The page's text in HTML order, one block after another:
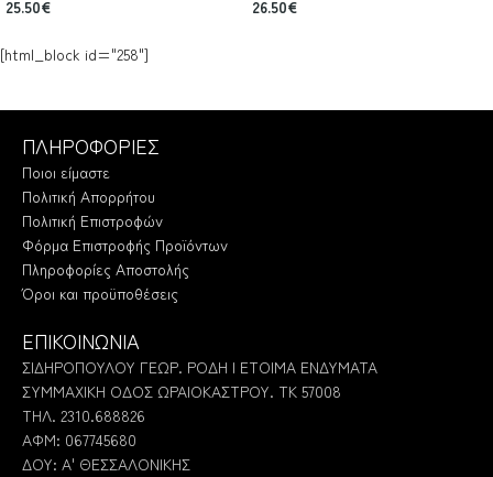
25.50€ 26.50€
[html_block id="258"]
ΠΛΗΡΟΦΟΡΙΕΣ
Ποιοι είμαστε
Πολιτική Απορρήτου
Πολιτική Επιστροφών
Φόρμα Επιστροφής Προϊόντων
Πληροφορίες Αποστολής
Όροι και προϋποθέσεις
ΕΠΙΚΟΙΝΩΝΙΑ
ΣΙΔΗΡΟΠΟΥΛΟΥ ΓΕΩΡ. ΡΟΔΗ | ΕΤΟΙΜΑ ΕΝΔΥΜΑΤΑ
ΣΥΜΜΑΧΙΚΗ ΟΔΟΣ ΩΡΑΙΟΚΑΣΤΡΟΥ. ΤΚ 57008
ΤΗΛ. 2310.688826
ΑΦΜ: 067745680
ΔΟΥ: Α' ΘΕΣΣΑΛΟΝΙΚΗΣ